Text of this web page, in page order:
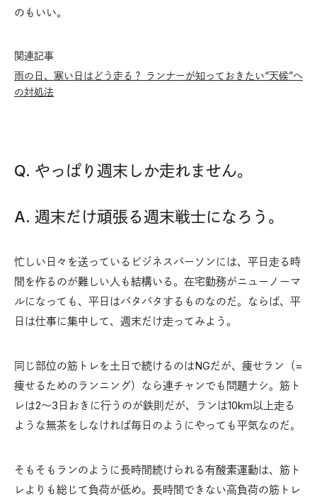
のもいい。
関連記事
雨の日、寒い日はどう走る？ ランナーが知っておきたい“天候”へ
の対処法
Q. やっぱり週末しか走れません。
A. 週末だけ頑張る週末戦士になろう。
忙しい日々を送っているビジネスパーソンには、平日走る時
間を作るのが難しい人も結構いる。在宅勤務がニューノーマ
ルになっても、平日はバタバタするものなのだ。ならば、平
日は仕事に集中して、週末だけ走ってみよう。
同じ部位の筋トレを土日で続けるのはNGだが、痩せラン（=
痩せるためのランニング）なら連チャンでも問題ナシ。筋ト
レは2〜3日おきに行うのが鉄則だが、ランは10km以上走る
ような無茶をしなければ毎日のようにやっても平気なのだ。
そもそもランのように長時間続けられる有酸素運動は、筋ト
レよりも総じて負荷が低め。長時間できない高負荷の筋トレ